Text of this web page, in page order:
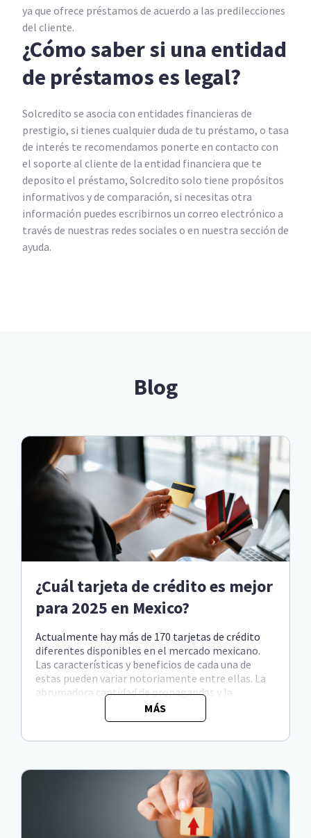
ya que ofrece préstamos de acuerdo a las predilecciones
del cliente.
¿Cómo saber si una entidad
de préstamos es legal?
Solcredito se asocia con entidades financieras de
prestigio, si tienes cualquier duda de tu préstamo, o tasa
de interés te recomendamos ponerte en contacto con
el soporte al cliente de la entidad financiera que te
deposito el préstamo, Solcredito solo tiene propósitos
informativos y de comparación, si necesitas otra
información puedes escribirnos un correo electrónico a
través de nuestras redes sociales o en nuestra sección de
ayuda.
Blog
¿Cuál tarjeta de crédito es mejor
para 2025 en Mexico?
Actualmente hay más de 170 tarjetas de crédito
diferentes disponibles en el mercado mexicano.
Las características y beneficios de cada una de
estas pueden variar notoriamente entre ellas. La
abrumadora cantidad de propagandas y la
avalancha publicitaria solo crea más confusión y
puede influenciar a ...
MÁS